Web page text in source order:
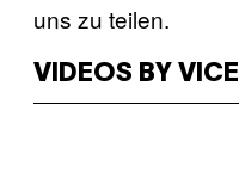
uns zu teilen.
VIDEOS BY VICE